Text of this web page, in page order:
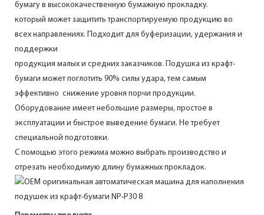
бумагу в высококачественную бумажную прокладку.
который может защитить транспортируемую продукцию во
всех направлениях. Подходит для буферизации, удержания и
поддержки
продукция малых и средних заказчиков. Подушка из крафт-
бумаги может поглотить 90% силы удара, тем самым
эффективно снижение уровня порчи продукции.
Оборудование имеет небольшие размеры, простое в
эксплуатации и быстрое выведение бумаги. Не требует
специальной подготовки.
С помощью этого режима можно выбрать производство и
отрезать необходимую длину бумажных прокладок.